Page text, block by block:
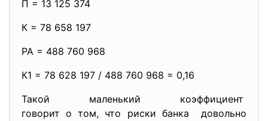
П = 13 125 374
К = 78 658 197
РА = 488 760 968
К1 = 78 628 197 / 488 760 968 = 0,16
Такой маленький коэффициент
говорит о том, что риски банка довольно